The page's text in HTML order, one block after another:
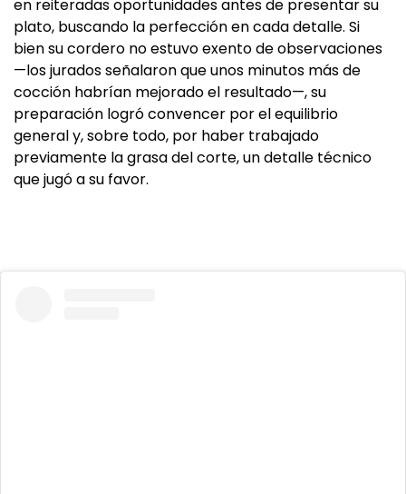
en reiteradas oportunidades antes de presentar su
plato, buscando la perfección en cada detalle. Si
bien su cordero no estuvo exento de observaciones
—los jurados señalaron que unos minutos más de
cocción habrían mejorado el resultado—, su
preparación logró convencer por el equilibrio
general y, sobre todo, por haber trabajado
previamente la grasa del corte, un detalle técnico
que jugó a su favor.